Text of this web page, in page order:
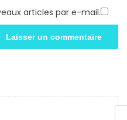
articles par e-mail.